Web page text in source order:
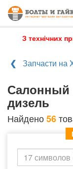
З технічних
Запчасти на
Салонный
дизель
Найдено56